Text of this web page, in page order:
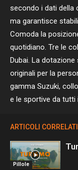
secondo i dati della
ma garantisce
Comoda la
quotidiano. Tre le
Dubai. La
originali per la
gamma Suzuki,
e le sportive da
ARTICOLI CORRELATI
Pillole